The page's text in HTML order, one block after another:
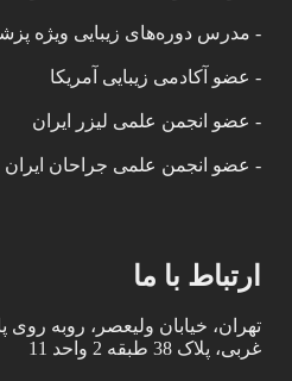
- مدرس دوره‌های زیبایی ویژه
- عضو آکادمی زیبایی آمریکا
- عضو انجمن علمی لیزر ایران
- عضو انجمن علمی جراحان ایران
ارتباط با ما
تهران، خیابان ولیعصر، روبه روی
غربی، پلاک 38 طبقه 2 واحد 11